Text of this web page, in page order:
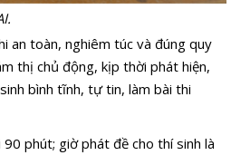
an toàn, nghiêm túc và đúng quy
thị chủ động, kịp thời phát hiện,
bình tĩnh, tự tin, làm bài thi
phút; giờ phát đề cho thí sinh là